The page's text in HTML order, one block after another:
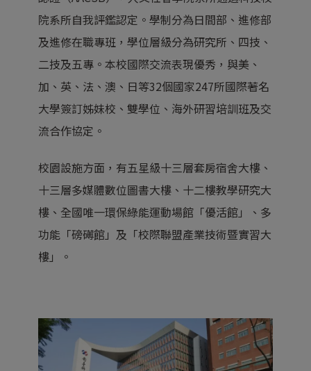
院系所自我評鑑認定。學制分為日間部、進修部
及進修在職專班，學位層級分為研究所、四技、
二技及五專。本校國際交流表現優秀，與美、
加、英、法、澳、日等32個國家247所國際著名
大學簽訂姊妹校、雙學位、海外研習培訓班及交
流合作協定。
校園設施方面，有五星級十三層套房宿舍大樓、
十三層多媒體數位圖書大樓、十二樓教學研究大
樓、全國唯一環保綠能運動場館「優活館」、多
功能「磅礡館」及「校際聯盟產業技術暨實習大
樓」。